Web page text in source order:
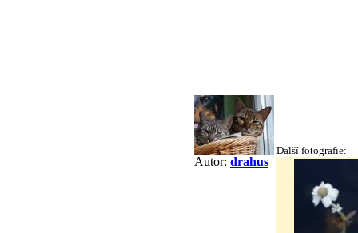
Autor: drahus
Další fotografie: